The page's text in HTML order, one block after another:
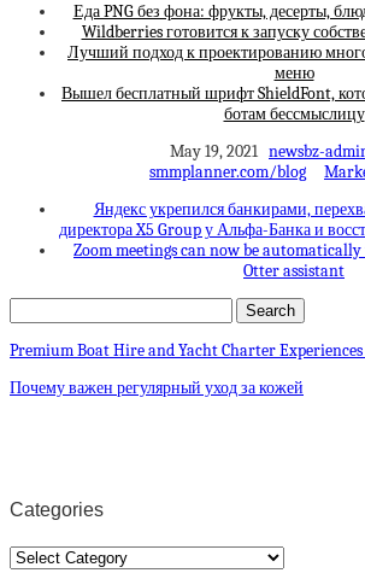
Еда PNG без фона: фрукты, десерты,
Wildberries готовится к запуску
Лучший подход к проектированию
меню
Вышел бесплатный шрифт ShieldFont,
ботам бессмыслицу
May 19, 2021 newsbz-
smmplanner.com/blog
Яндекс укрепился банкирами,
директора X5 Group у Альфа-Банка и
Zoom meetings can now be
Otter assistant
Premium Boat Hire and Yacht Charter
Почему важен регулярный уход за кожей
Categories
Categories